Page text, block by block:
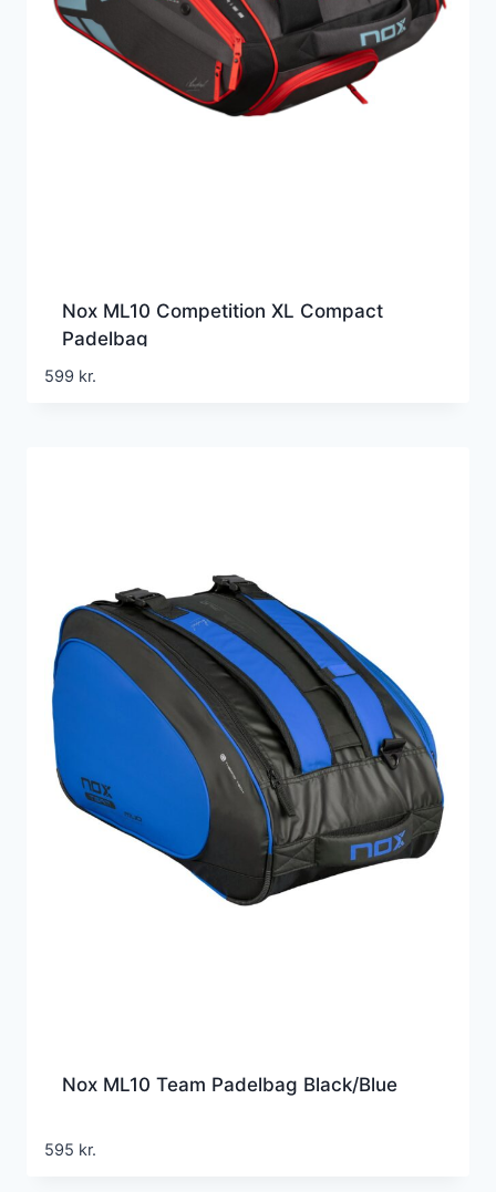
Nox ML10 Competition XL Compact
Padelbag
599 kr.
Nox ML10 Team Padelbag Black/Blue
595 kr.